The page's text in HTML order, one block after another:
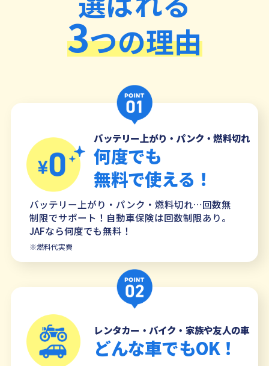
3つの理由
バッテリー上がり・パンク・燃料切れ
何度でも
無料で使える！
バッテリー上がり・パンク・燃料切れ…回数無
制限でサポート！自動車保険は回数制限あり。
JAFなら何度でも無料！
※燃料代実費
レンタカー・バイク・家族や友人の車
どんな車でもOK！